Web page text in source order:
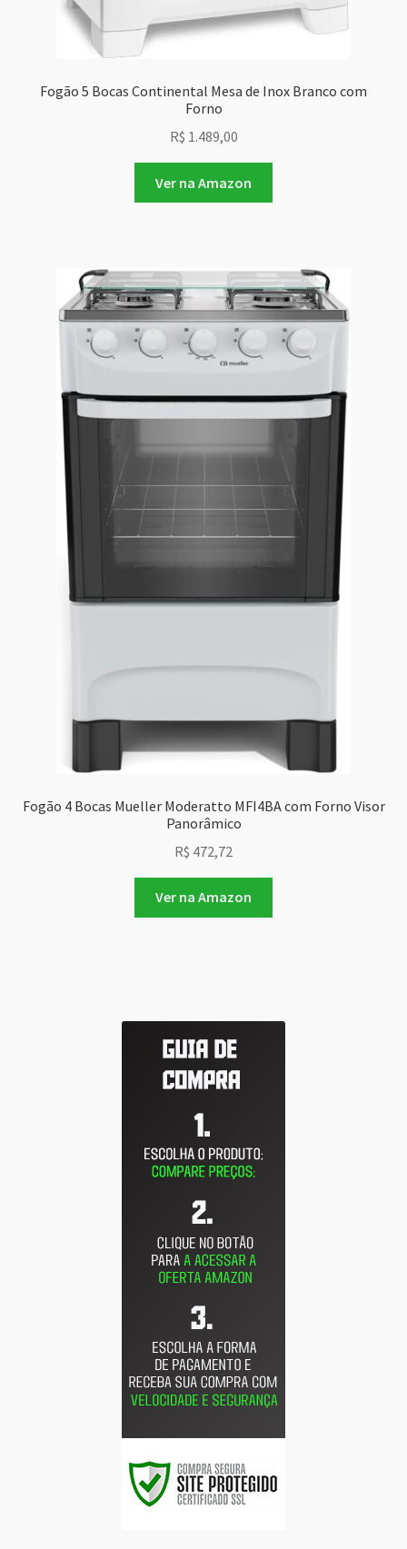
Fogão 5 Bocas Continental Mesa de Inox Branco com
Forno
R$ 1.489,00
Ver na Amazon
Fogão 4 Bocas Mueller Moderatto MFI4BA com Forno Visor
Panorâmico
R$ 472,72
Ver na Amazon